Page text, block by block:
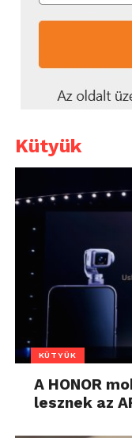
Kütyük
KÜTYÜK
A HONOR
lesznek az